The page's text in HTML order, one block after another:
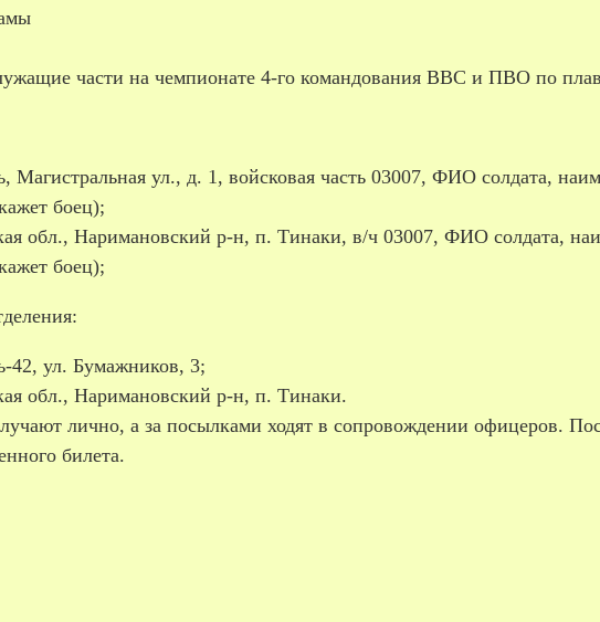
части на чемпионате 4-го командования ВВС и ПВО по
Магистральная ул., д. 1, войсковая часть 03007, ФИО солдата,
боец);
обл., Наримановский р-н, п. Тинаки, в/ч 03007, ФИО солдата,
боец);
42, ул. Бумажников, 3;
обл., Наримановский р-н, п. Тинаки.
лично, а за посылками ходят в сопровождении офицеров.
билета.